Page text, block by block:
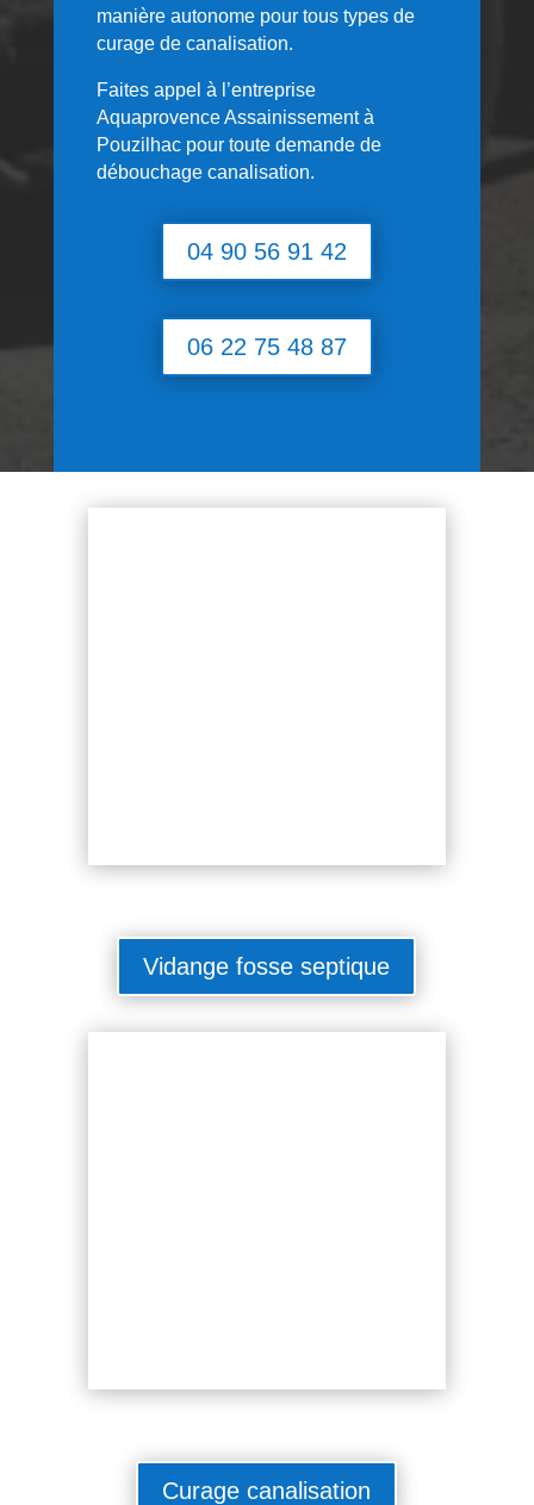
manière autonome pour tous types de
curage de canalisation.
Faites appel à l’entreprise
Aquaprovence Assainissement à
Pouzilhacpour toute demande de
débouchage canalisation.
04 90 56 91 42
06 22 75 48 87
Vidange fosse septique
Curage canalisation